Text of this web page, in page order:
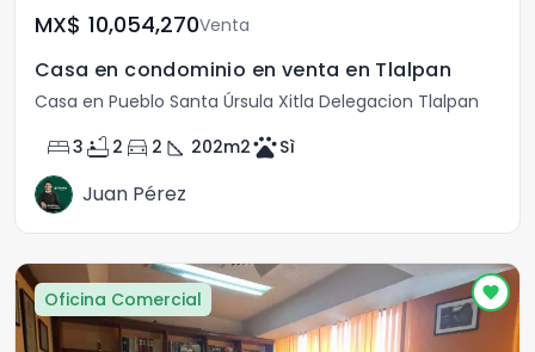
MX$	10,054,270Venta
Casa en condominio en venta en Tlalpan
Casa en Pueblo Santa Úrsula Xitla Delegacion Tlalpan
bed3 bathtub 2 directions_car 2 square_foot 202m2petsSì
Juan Pérez
Oficina Comercial